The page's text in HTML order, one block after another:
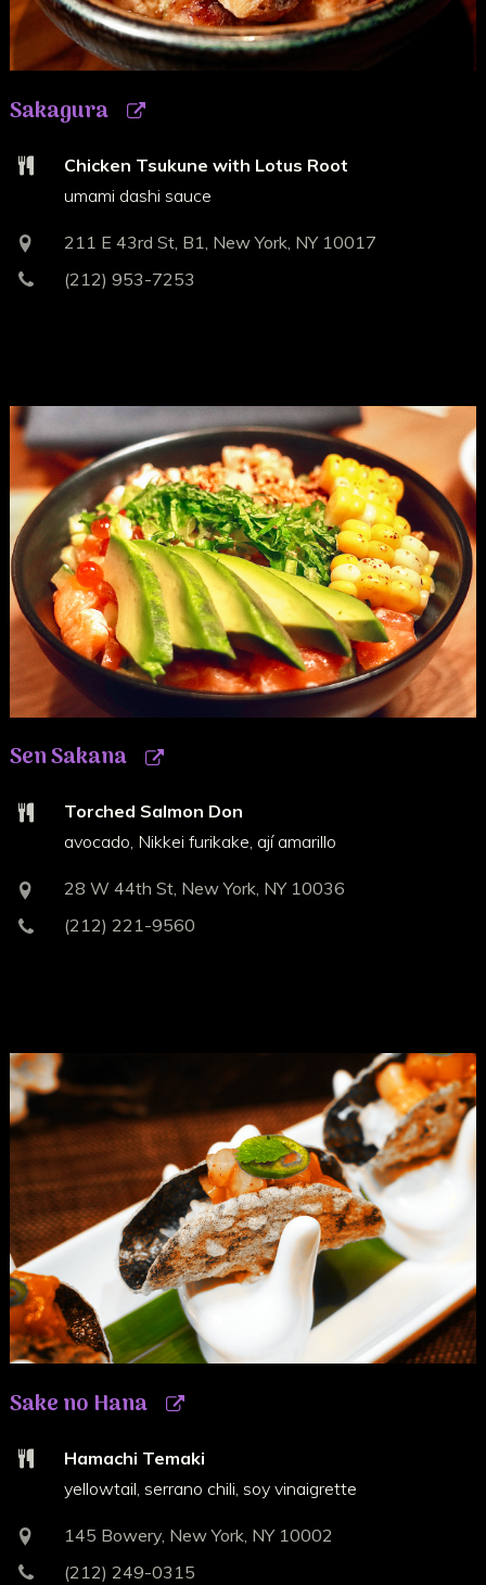
Sakagura
Chicken Tsukune with Lotus Root
umami dashi sauce
211 E 43rd St, B1, New York, NY 10017
(212) 953-7253
Sen Sakana
Torched Salmon Don
avocado, Nikkei furikake, ají amarillo
28 W 44th St, New York, NY 10036
(212) 221-9560
Sake no Hana
Hamachi Temaki
yellowtail, serrano chili, soy vinaigrette
145 Bowery, New York, NY 10002
(212) 249-0315